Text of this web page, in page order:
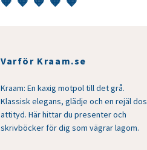
Varför Kraam.se
Kraam: En kaxig motpol till det grå.
Klassisk elegans, glädje och en rejäl dos
attityd. Här hittar du presenter och
skrivböcker för dig som vägrar lagom.